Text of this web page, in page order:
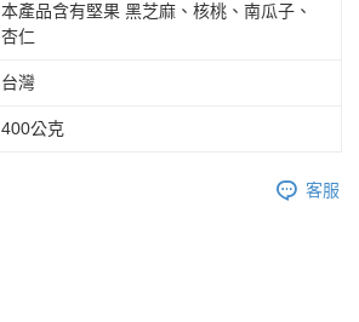
本產品含有堅果 黑芝麻、核桃、南瓜子、
杏仁
台灣
400公克
客服